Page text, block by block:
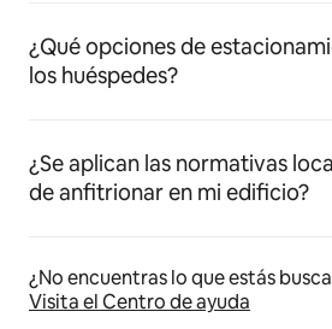
¿Qué opciones de
los huéspedes?
¿Se aplican las normativas
de anfitrionar en mi edificio?
¿No encuentras lo que estás
Visita el Centro de ayuda